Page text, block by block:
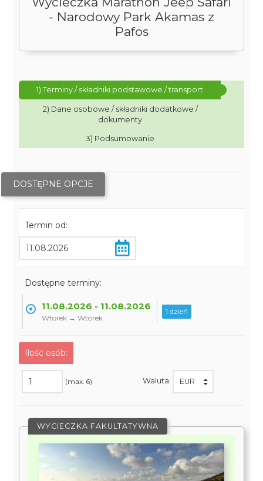
- Narodowy Park Akamas z
Pafos
1) Terminy / składniki podstawowe / transport
2) Dane osobowe / składniki dodatkowe /
dokumenty
3) Podsumowanie
DOSTĘPNE OPCJE
Termin od:
Dostępne terminy:
11.08.2026 - 11.08.2026
Wtorek → Wtorek
1 dzień
Ilość osób:
(max. 6) Waluta:
WYCIECZKA FAKULTATYWNA